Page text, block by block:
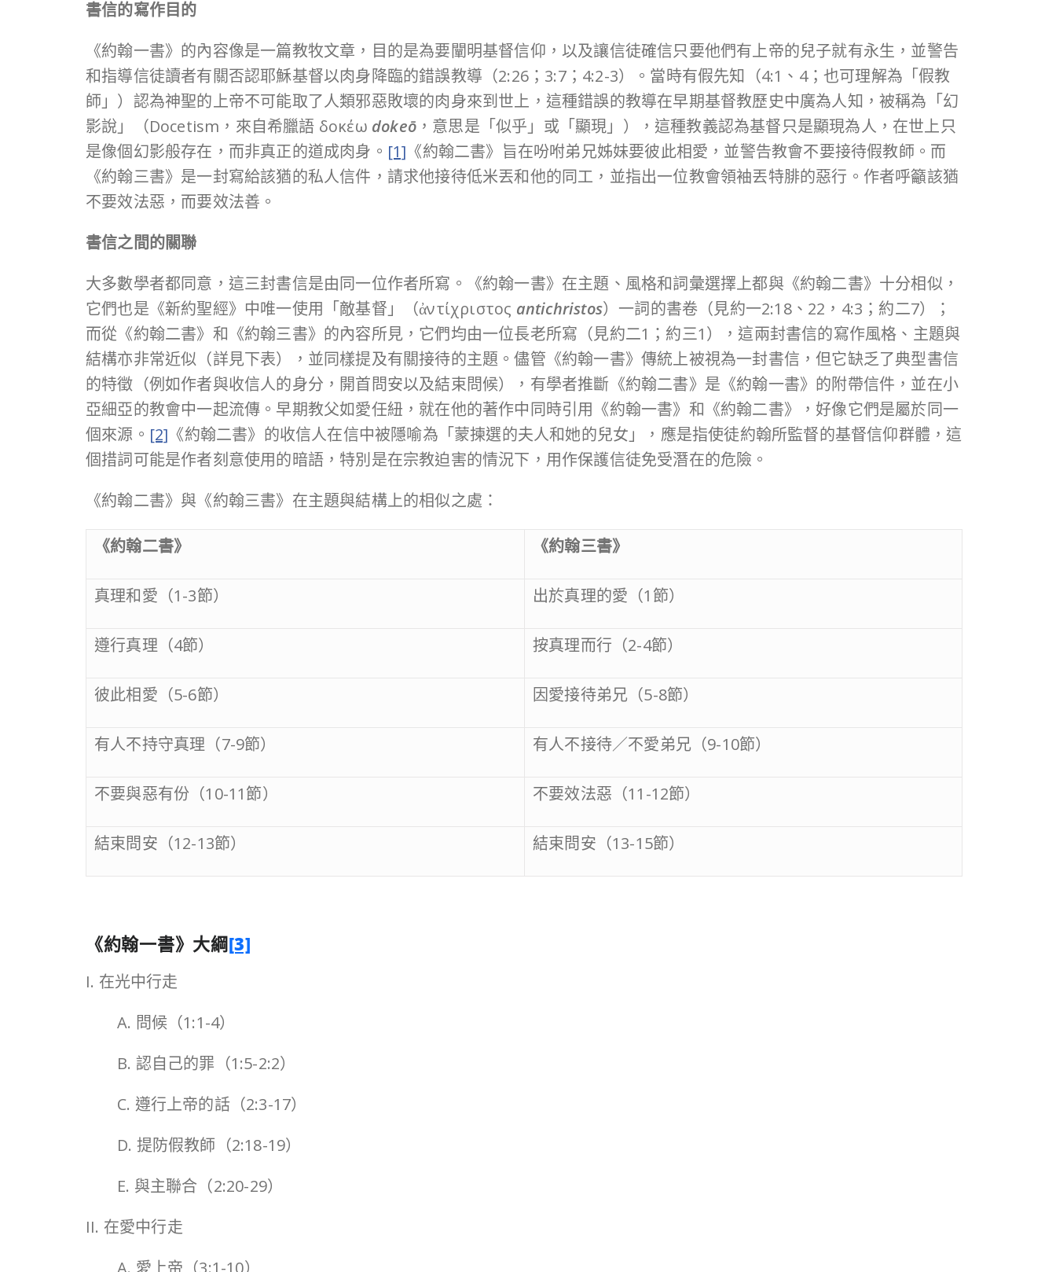
書信的寫作目的
《約翰一書》的內容像是一篇教牧文章，目的是為要闡明基督信仰，以及讓信徒確信只要他們有上帝的兒子就有永生，並警告
和指導信徒讀者有關否認耶穌基督以肉身降臨的錯誤教導（2:26；3:7；4:2-3）。當時有假先知（4:1、4；也可理解為「假教
師」）認為神聖的上帝不可能取了人類邪惡敗壞的肉身來到世上，這種錯誤的教導在早期基督教歷史中廣為人知，被稱為「幻
影說」（Docetism，來自希臘語 δοκέω dokeō ，意思是「似乎」或「顯現」），這種教義認為基督只是顯現為人，在世上只
是像個幻影般存在，而非真正的道成肉身。 [1] 《約翰二書》旨在吩咐弟兄姊妹要彼此相愛，並警告教會不要接待假教師。而
《約翰三書》是一封寫給該猶的私人信件，請求他接待低米丟和他的同工，並指出一位教會領袖丟特腓的惡行。作者呼籲該猶
不要效法惡，而要效法善。
書信之間的關聯
大多數學者都同意，這三封書信是由同一位作者所寫。《約翰一書》在主題、風格和詞彙選擇上都與《約翰二書》十分相似，
它們也是《新約聖經》中唯一使用「敵基督」（ἀντίχριστος antichristos）一詞的書卷（見約一2:18、22，4:3；約二7）；
而從《約翰二書》和《約翰三書》的內容所見，它們均由一位長老所寫（見約二1；約三1），這兩封書信的寫作風格、主題與
結構亦非常近似（詳見下表），並同樣提及有關接待的主題。儘管《約翰一書》傳統上被視為一封書信，但它缺乏了典型書信
的特徵（例如作者與收信人的身分，開首問安以及結束問候），有學者推斷《約翰二書》是《約翰一書》的附帶信件，並在小
亞細亞的教會中一起流傳。早期教父如愛任紐，就在他的著作中同時引用《約翰一書》和《約翰二書》，好像它們是屬於同一
個來源。 [2] 《約翰二書》的收信人在信中被隱喻為「蒙揀選的夫人和她的兒女」，應是指使徒約翰所監督的基督信仰群體，這
個措詞可能是作者刻意使用的暗語，特別是在宗教迫害的情況下，用作保護信徒免受潛在的危險。
《約翰二書》與《約翰三書》在主題與結構上的相似之處：
《約翰二書》 《約翰三書》
真理和愛（1-3節） 出於真理的愛（1節）
遵行真理（4節） 按真理而行（2-4節）
彼此相愛（5-6節） 因愛接待弟兄（5-8節）
有人不持守真理（7-9節） 有人不接待／不愛弟兄（9-10節）
不要與惡有份（10-11節） 不要效法惡（11-12節）
結束問安（12-13節） 結束問安（13-15節）
《約翰一書》大綱[3]
I. 在光中行走
A. 問候（1:1-4）
B. 認自己的罪（1:5-2:2）
C. 遵行上帝的話（2:3-17）
D. 提防假教師（2:18-19）
E. 與主聯合（2:20-29）
II. 在愛中行走